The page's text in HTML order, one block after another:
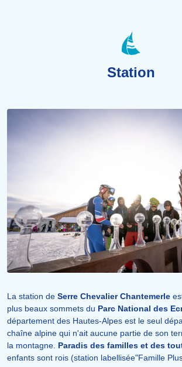
Station
La station de Serre Chevalier Chantemerle
plus beaux sommets du Parc National des
département des Hautes-Alpes est le seul
chaîne alpine qui n'ait aucune partie de son
la montagne. Paradis des familles et des
enfants sont rois (station labellisée"Famille